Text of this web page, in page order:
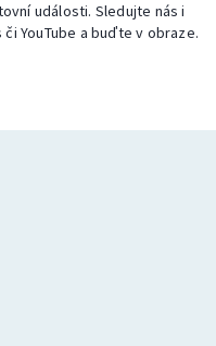
události. Sledujte nás i
YouTube a buďte v obraze.